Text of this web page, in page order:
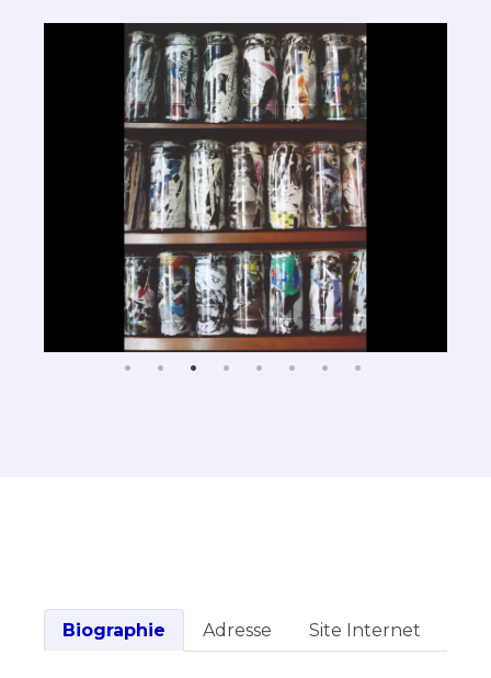
Biographie Adresse Site Internet